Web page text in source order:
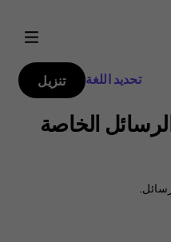
تحديد اللغة تنزيل
الخاصة